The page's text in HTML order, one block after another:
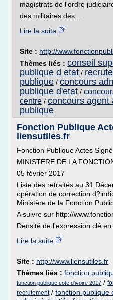
magistrats de l'ordre
des militaires des...
Lire la suite
Site : http://
Thèmes liés : conseil
publique d etat /
publique / concours
publique d'etat /
centre / concours agent
publique
Fonction Publique
liensutiles.fr
Fonction Publique Actes
MINISTERE DE LA
05 février 2017
Liste des retraités au 31
opération de correction
Ministère de la Fonction
A suivre sur http://
Densité de l'expression clé
Lire la suite
Site : http://www.liensutiles.fr
Thèmes liés : fonction
fonction publique cote d'ivoire 2017 /
recrutement/ fonction publique